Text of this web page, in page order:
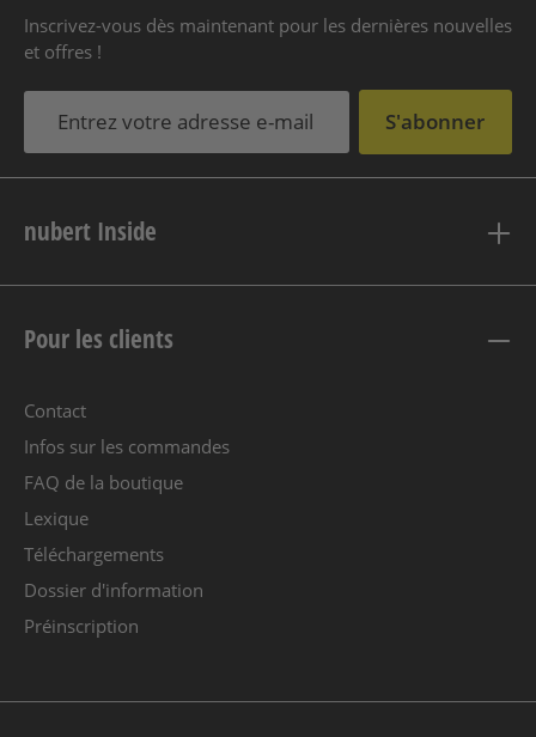
Inscrivez-vous dès maintenant pour les dernières nouvelles
et offres !
S'abonner
nubert Inside
Pour les clients
Contact
Infos sur les commandes
FAQ de la boutique
Lexique
Téléchargements
Dossier d'information
Préinscription